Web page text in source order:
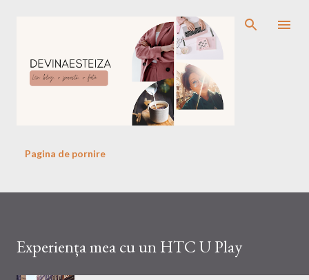
Treceți la conținutul principal
Pagina de pornire
Experiența mea cu un HTC U Play